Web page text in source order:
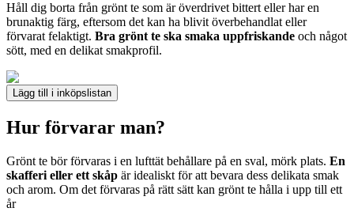
Håll dig borta från grönt te som är överdrivet bittert eller har en
brunaktig färg, eftersom det kan ha blivit överbehandlat eller
förvarat felaktigt. Bra grönt te ska smaka uppfriskande och något
sött, med en delikat smakprofil.
Lägg till i inköpslistan
Hur förvarar man?
Grönt te bör förvaras i en lufttät behållare på en sval, mörk plats. En
skafferi eller ett skåp är idealiskt för att bevara dess delikata smak
och arom. Om det förvaras på rätt sätt kan grönt te hålla i upp till ett
år